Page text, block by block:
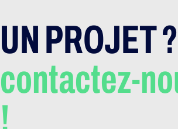
UN PROJET ?
contactez-
!